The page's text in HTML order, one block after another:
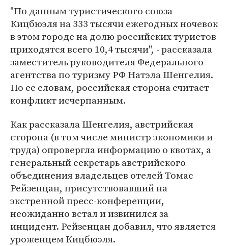
"По данным туристического союза
Кицбюэля на 333 тысячи ежегодных ночевок
в этом городе на долю российских туристов
приходятся всего 10,4 тысячи", - рассказала
заместитель руководителя Федерального
агентства по туризму РФ Натэла Шенгелия.
По ее словам, российская сторона считает
конфликт исчерпанным.
Как рассказала Шенгелия, австрийская
сторона (в том числе министр экономики и
труда) опровергла информацию о квотах, а
генеральный секретарь австрийского
объединения владельцев отелей Томас
Рейзенцан, присутствовавший на
экстренной пресс-конференции,
неожиданно встал и извинился за
инцидент. Рейзенцан добавил, что является
уроженцем Кицбюэля.